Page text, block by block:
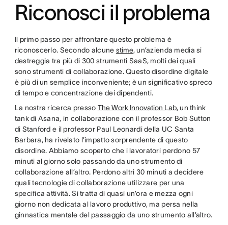
Riconosci il problema
Il primo passo per affrontare questo problema è
riconoscerlo. Secondo alcune stime, un’azienda media si
destreggia tra più di 300 strumenti SaaS, molti dei quali
sono strumenti di collaborazione. Questo disordine digitale
è più di un semplice inconveniente; è un significativo spreco
di tempo e concentrazione dei dipendenti.
La nostra ricerca presso The Work Innovation Lab, un think
tank di Asana, in collaborazione con il professor Bob Sutton
di Stanford e il professor Paul Leonardi della UC Santa
Barbara, ha rivelato l’impatto sorprendente di questo
disordine. Abbiamo scoperto che i lavoratori perdono 57
minuti al giorno solo passando da uno strumento di
collaborazione all’altro. Perdono altri 30 minuti a decidere
quali tecnologie di collaborazione utilizzare per una
specifica attività. Si tratta di quasi un’ora e mezza ogni
giorno non dedicata al lavoro produttivo, ma persa nella
ginnastica mentale del passaggio da uno strumento all’altro.